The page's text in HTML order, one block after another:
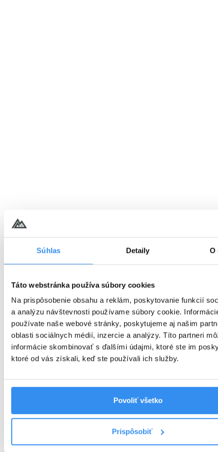
Súhlas Detaily O
Táto webstránka používa súbory cookies
Na prispôsobenie obsahu a reklám, poskytovanie funkcií
a analýzu návštevnosti používame súbory cookie.
používate naše webové stránky, poskytujeme aj našim
oblasti sociálnych médií, inzercie a analýzy. Títo partneri
informácie skombinovať s ďalšími údajmi, ktoré ste im
ktoré od vás získali, keď ste používali ich služby.
Povoliť všetko
Prispôsobiť